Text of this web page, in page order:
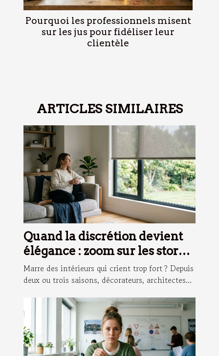
Pourquoi les professionnels misent
sur les jus pour fidéliser leur
clientèle
ARTICLES SIMILAIRES
Quand la discrétion devient
élégance : zoom sur les stores
sobres
Marre des intérieurs qui crient trop fort ? Depuis
deux ou trois saisons, décorateurs, architectes...